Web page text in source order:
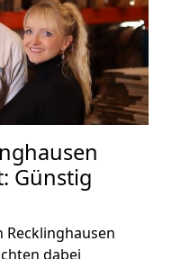
Günstig
Recklinghausen
dabei